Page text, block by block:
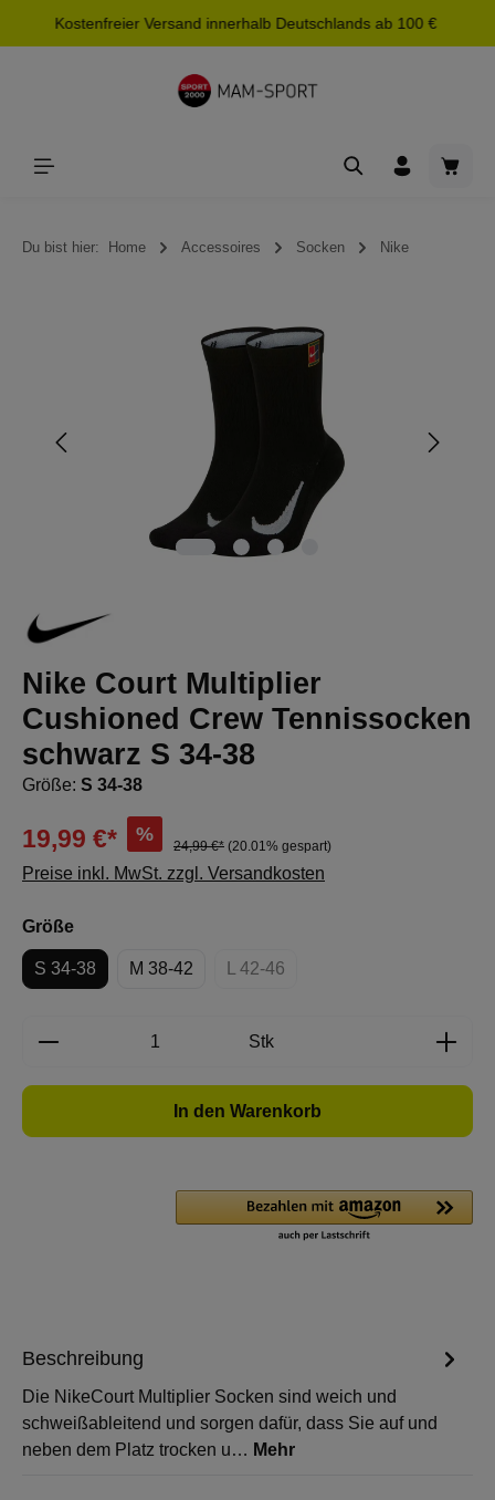
springen
Kostenfreier Versand innerhalb Deutschlands ab 100 €
Du bist hier: Home Accessoires Socken Nike
Bildergalerie überspringen
Nike Court Multiplier
Cushioned Crew Tennissocken
schwarz S 34-38
Größe: S 34-38
19,99 €* %
24,99 €* (20.01% gespart)
Preise inkl. MwSt. zzgl. Versandkosten
Größeauswählen
S 34-38 M 38-42 L 42-46
(Diese Option ist zurzeit nicht
Produkt Anzahl: Gib den gewünschten
Stk
In den Warenkorb
Beschreibung
Die NikeCourt Multiplier Socken sind weich und
schweißableitend und sorgen dafür, dass Sie auf und
neben dem Platz trocken u… Mehr